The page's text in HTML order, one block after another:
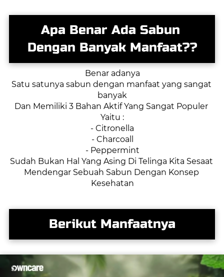
Apa Benar Ada Sabun
Dengan Banyak Manfaat??
Benar adanya
Satu satunya sabun dengan manfaat yang sangat
banyak
Dan Memiliki 3 Bahan Aktif Yang Sangat Populer
Yaitu :
- Citronella
- Charcoall
- Peppermint
Sudah Bukan Hal Yang Asing Di Telinga Kita Sesaat
Mendengar Sebuah Sabun Dengan Konsep
Kesehatan
Berikut Manfaatnya